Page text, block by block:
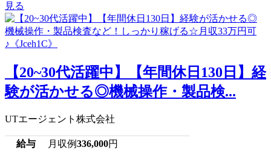
見る
【20~30代活躍中】【年間休日130日】経
験が活かせる◎機械操作・製品検...
UTエージェント株式会社
給与 月収例336,000円